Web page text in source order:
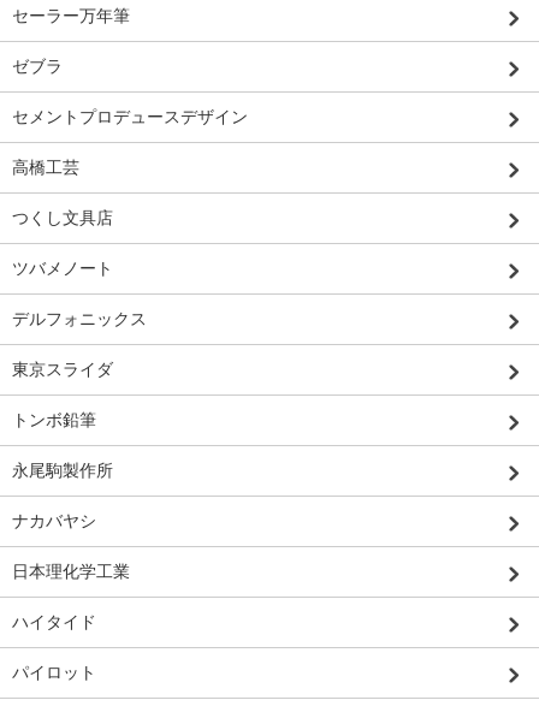
セーラー万年筆
ゼブラ
セメントプロデュースデザイン
高橋工芸
つくし文具店
ツバメノート
デルフォニックス
東京スライダ
トンボ鉛筆
永尾駒製作所
ナカバヤシ
日本理化学工業
ハイタイド
パイロット